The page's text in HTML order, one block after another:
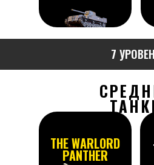
7
THE WARLORD
PANTHER